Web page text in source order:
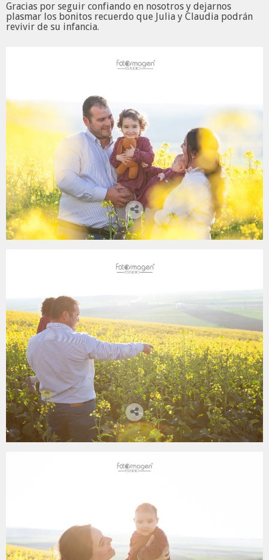
Gracias por seguir confiando en nosotros y dejarnos
plasmar los bonitos recuerdo que Julia y Claudia podrán
revivir de su infancia.